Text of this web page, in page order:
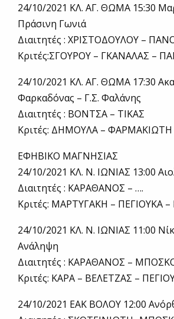
24/10/2021 ΚΛ. ΑΓ. ΘΩΜΑ 15:30
Πράσινη Γωνιά
Διαιτητές : ΧΡΙΣΤΟΔΟΥΛΟΥ –
Κριτές:ΣΓΟΥΡΟΥ – ΓΚΑΝΑΛΑΣ –
24/10/2021 ΚΛ. ΑΓ. ΘΩΜΑ 17:30
Φαρκαδόνας – Γ.Σ. Φαλάνης
Διαιτητές : ΒΟΝΤΣΑ – ΤΙΚΑΣ
Κριτές: ΔΗΜΟΥΛΑ – ΦΑΡΜΑΚΙΩΤΗ
ΕΦΗΒΙΚΟ ΜΑΓΝΗΣΙΑΣ
24/10/2021 ΚΛ. Ν. ΙΩΝΙΑΣ 13:00
Διαιτητές : ΚΑΡΑΘΑΝΟΣ – ….
Κριτές: ΜΑΡΤΥΓΑΚΗ – ΠΕΓΙΟΥΚΑ
24/10/2021 ΚΛ. Ν. ΙΩΝΙΑΣ 11:00
Ανάληψη
Διαιτητές : ΚΑΡΑΘΑΝΟΣ –
Κριτές: ΚΑΡΑ – ΒΕΛΕΤΖΑΣ –
24/10/2021 ΕΑΚ ΒΟΛΟΥ 12:00